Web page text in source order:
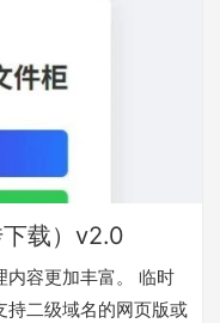
载）v2.0
内容更加丰富。 临时
持二级域名的网页版或